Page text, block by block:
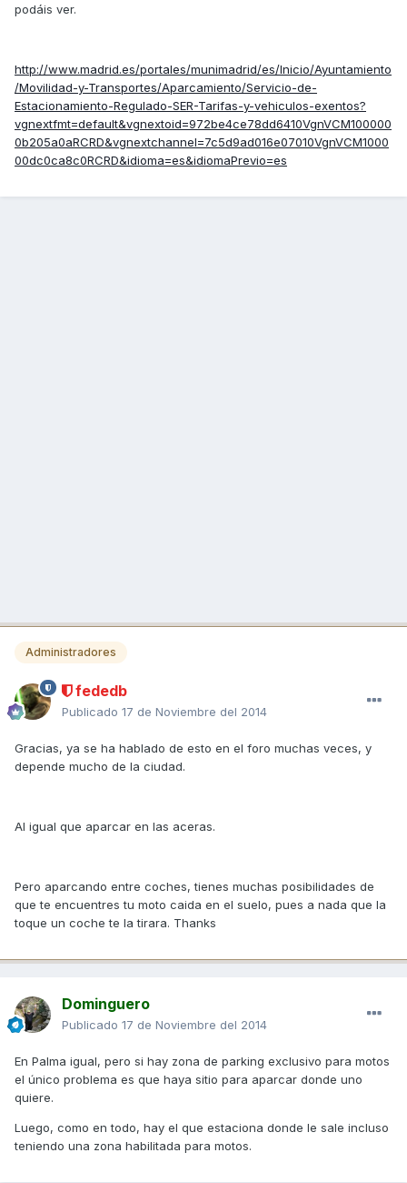
podáis ver.
http://www.madrid.es/portales/munimadrid/es/Inicio/Ayuntamiento
/Movilidad-y-Transportes/Aparcamiento/Servicio-de-
Estacionamiento-Regulado-SER-Tarifas-y-vehiculos-exentos?
vgnextfmt=default&vgnextoid=972be4ce78dd6410VgnVCM100000
0b205a0aRCRD&vgnextchannel=7c5d9ad016e07010VgnVCM1000
00dc0ca8c0RCRD&idioma=es&idiomaPrevio=es
Administradores
fededb
Publicado 17 de Noviembre del 2014
Gracias, ya se ha hablado de esto en el foro muchas veces, y
depende mucho de la ciudad.
Al igual que aparcar en las aceras.
Pero aparcando entre coches, tienes muchas posibilidades de
que te encuentres tu moto caida en el suelo, pues a nada que la
toque un coche te la tirara. Thanks
Dominguero
Publicado 17 de Noviembre del 2014
En Palma igual, pero si hay zona de parking exclusivo para motos
el único problema es que haya sitio para aparcar donde uno
quiere.
Luego, como en todo, hay el que estaciona donde le sale incluso
teniendo una zona habilitada para motos.